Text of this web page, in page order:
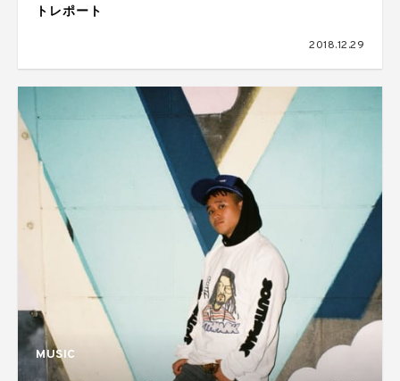
トレポート
2018.12.29
MUSIC